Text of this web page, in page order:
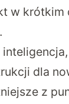
w krótkim
dla
z